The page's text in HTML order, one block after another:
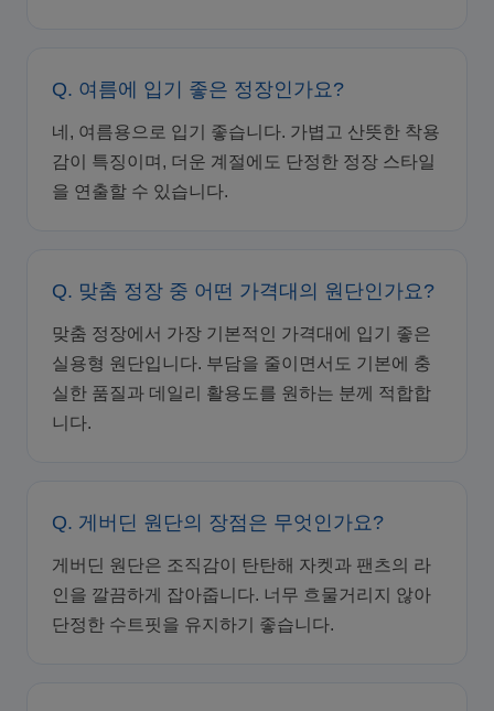
Q. 여름에 입기 좋은 정장인가요?
네, 여름용으로 입기 좋습니다. 가볍고 산뜻한 착용
감이 특징이며, 더운 계절에도 단정한 정장 스타일
을 연출할 수 있습니다.
Q. 맞춤 정장 중 어떤 가격대의 원단인가요?
맞춤 정장에서 가장 기본적인 가격대에 입기 좋은
실용형 원단입니다. 부담을 줄이면서도 기본에 충
실한 품질과 데일리 활용도를 원하는 분께 적합합
니다.
Q. 게버딘 원단의 장점은 무엇인가요?
게버딘 원단은 조직감이 탄탄해 자켓과 팬츠의 라
인을 깔끔하게 잡아줍니다. 너무 흐물거리지 않아
단정한 수트핏을 유지하기 좋습니다.